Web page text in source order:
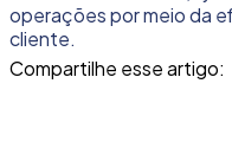
operações por meio da
cliente.
Compartilhe esse artigo: